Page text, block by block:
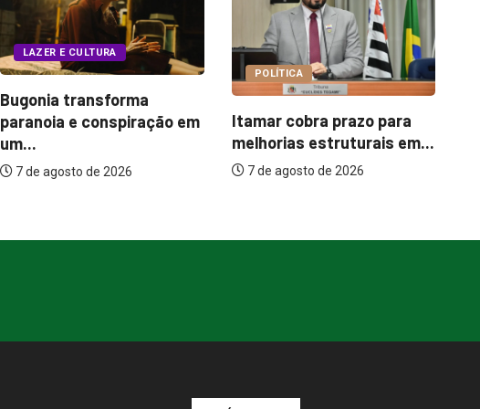
POLÍTICA
Itamar cobra prazo para
melhorias estruturais em...
7 de agosto de 2026
COTIDIANO
Garimpo Day reúne
brechós, gastronomia e
atrações...